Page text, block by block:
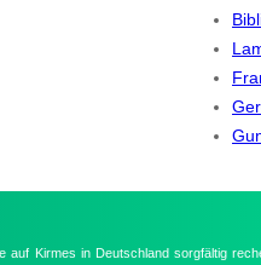
auf Kirmes in Deutschland sorgfältig